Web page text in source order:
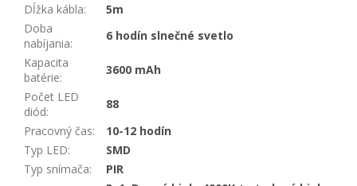
Dĺžka kábla:
5m
Doba
nabíjania:
6 hodín slnečné svetlo
Kapacita
batérie:
3600 mAh
Počet LED
diód:
88
Pracovný čas:
10-12 hodín
Typ LED:
SMD
Typ snímača:
PIR